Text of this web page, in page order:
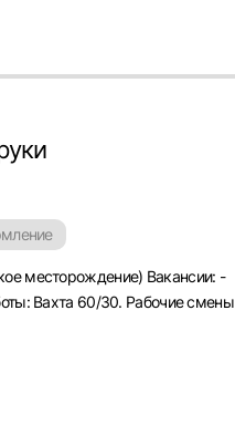
месторождение) Вакансии: -
Вахта 60/30. Рабочие смены